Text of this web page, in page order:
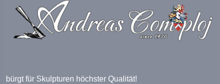
bürgt für Skulpturen höchster Qualität!